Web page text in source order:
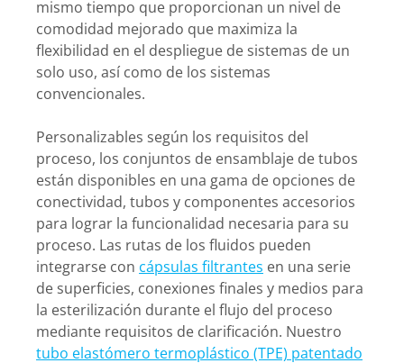
mismo tiempo que proporcionan un nivel de
comodidad mejorado que maximiza la
flexibilidad en el despliegue de sistemas de un
solo uso, así como de los sistemas
convencionales.
Personalizables según los requisitos del
proceso, los conjuntos de ensamblaje de tubos
están disponibles en una gama de opciones de
conectividad, tubos y componentes accesorios
para lograr la funcionalidad necesaria para su
proceso. Las rutas de los fluidos pueden
integrarse con cápsulas filtrantes en una serie
de superficies, conexiones finales y medios para
la esterilización durante el flujo del proceso
mediante requisitos de clarificación. Nuestro
tubo elastómero termoplástico (TPE) patentado